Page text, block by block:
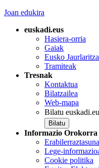
Joan edukira
euskadi.eus
Hasiera-orria
Gaiak
Eusko Jaurlaritza
Tramiteak
Tresnak
Kontaktua
Bilatzailea
Web-mapa
Bilatu
Informazio Orokorra
Erabilerraztasuna
Lege-
Cookie politika